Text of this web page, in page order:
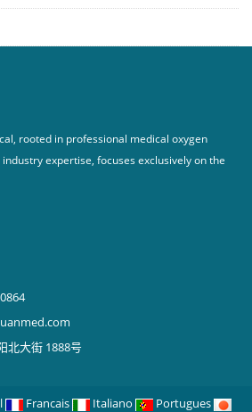
rooted in professional medical oxygen
expertise, focuses exclusively on the
北大街 1888号
Francais Italiano
Portugues